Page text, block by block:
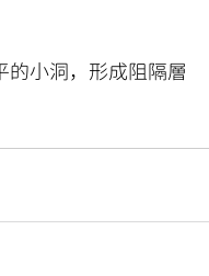
小洞，形成阻隔層